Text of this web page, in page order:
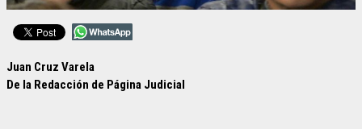
Juan Cruz Varela
De la Redacción de Página Judicial